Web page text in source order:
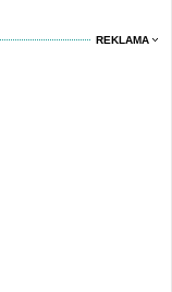
REKLAMA